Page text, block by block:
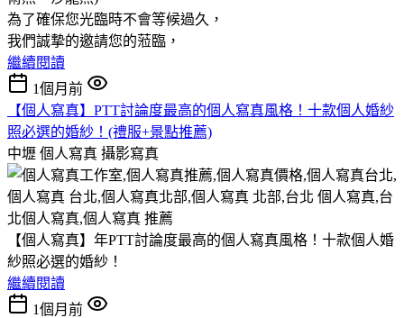
為了確保您光臨時不會等候過久，
我們誠摯的邀請您的蒞臨，
繼續閱讀
1個月前
【個人寫真】PTT討論度最高的個人寫真風格！十款個人婚紗
照必選的婚紗！(禮服+景點推薦)
中壢 個人寫真 攝影寫真
【個人寫真】年PTT討論度最高的個人寫真風格！十款個人婚
紗照必選的婚紗！
繼續閱讀
1個月前